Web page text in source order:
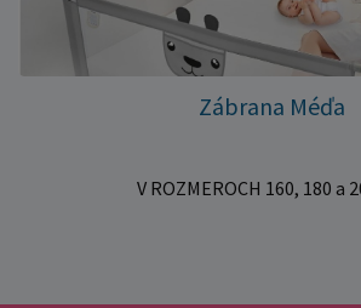
Zábrana Méďa
V ROZMEROCH 160, 180 a